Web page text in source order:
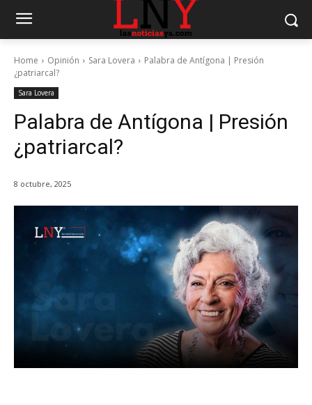
Home Opinión Sara Lovera
Palabra de Antígona | Presión
¿patriarcal?
Sara Lovera
Palabra de Antígona | Presión
¿patriarcal?
8 octubre, 2025